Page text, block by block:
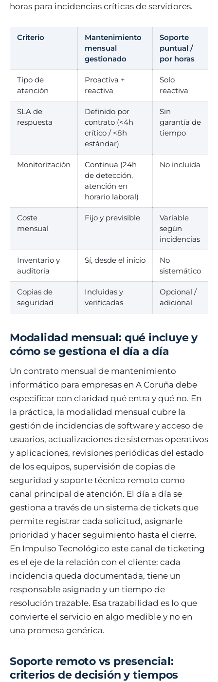
horas para incidencias críticas de servidores.
Criterio
Mantenimiento
mensual
gestionado
Soporte
puntual /
por horas
Tipo de
atención
Proactiva +
reactiva
Solo
reactiva
SLA de
respuesta
Definido por
contrato (<4h
crítico / <8h
estándar)
Sin
garantía de
tiempo
Monitorización
Continua (24h
de detección,
atención en
horario laboral)
No incluida
Coste
mensual
Fijo y previsible
Variable
según
incidencias
Inventario y
auditoría
Sí, desde el inicio
No
sistemático
Copias de
seguridad
Incluidas y
verificadas
Opcional /
adicional
Modalidad mensual: qué incluye y
cómo se gestiona el día a día
Un contrato mensual de mantenimiento
informático para empresas en A Coruña debe
especificar con claridad qué entra y qué no. En
la práctica, la modalidad mensual cubre la
gestión de incidencias de software y acceso de
usuarios, actualizaciones de sistemas operativos
y aplicaciones, revisiones periódicas del estado
de los equipos, supervisión de copias de
seguridad y soporte técnico remoto como
canal principal de atención. El día a día se
gestiona a través de un sistema de tickets que
permite registrar cada solicitud, asignarle
prioridad y hacer seguimiento hasta el cierre.
En Impulso Tecnológico este canal de ticketing
es el eje de la relación con el cliente: cada
incidencia queda documentada, tiene un
responsable asignado y un tiempo de
resolución trazable. Esa trazabilidad es lo que
convierte el servicio en algo medible y no en
una promesa genérica.
Soporte remoto vs presencial:
criterios de decisión y tiempos